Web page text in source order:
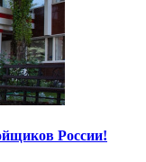
России!